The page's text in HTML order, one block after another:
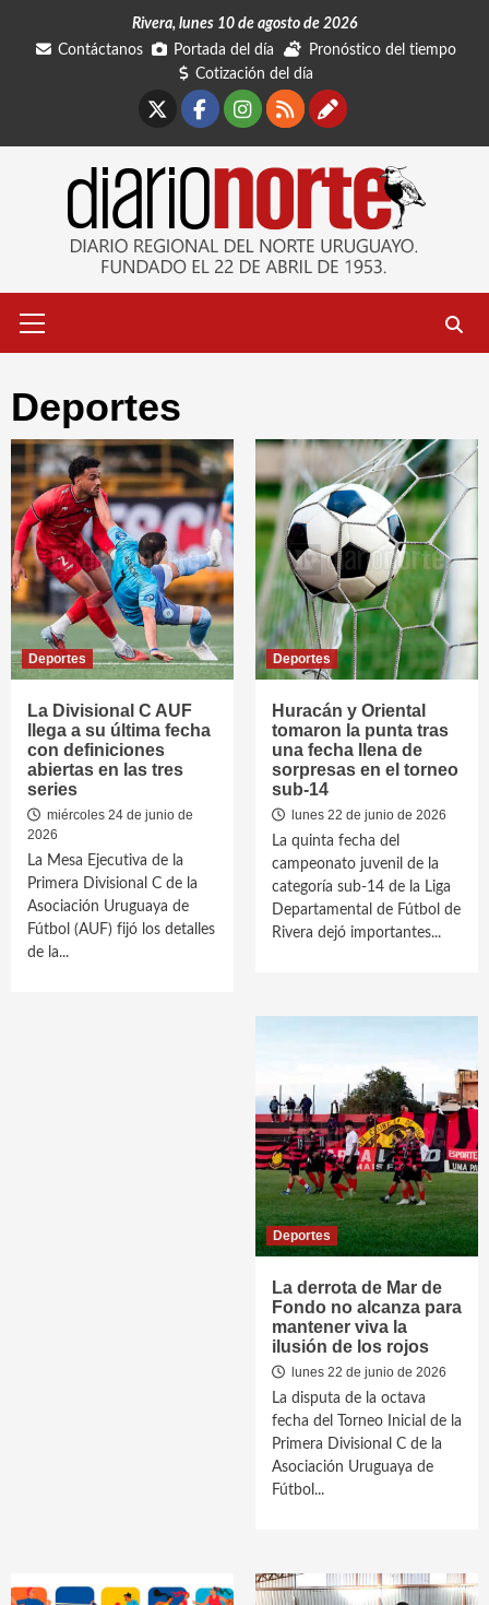
Rivera, lunes 10 de agosto de 2026
Contáctanos
Portada del día
Pronóstico del tiempo
Cotización del día
Facebook
Instagram
RSSContáctanos
primario
Deportes
Deportes
La Divisional C AUF
llega a su última fecha
con definiciones
abiertas en las tres
series
miércoles 24 de junio de
2026
La Mesa Ejecutiva de la
Primera Divisional C de la
Asociación Uruguaya de
Fútbol (AUF) fijó los detalles
de la...
Deportes
Huracán y Oriental
tomaron la punta tras
una fecha llena de
sorpresas en el torneo
sub-14
lunes 22 de junio de 2026
La quinta fecha del
campeonato juvenil de la
categoría sub-14 de la Liga
Departamental de Fútbol de
Rivera dejó importantes...
Deportes
La derrota de Mar de
Fondo no alcanza para
mantener viva la
ilusión de los rojos
lunes 22 de junio de 2026
La disputa de la octava
fecha del Torneo Inicial de la
Primera Divisional C de la
Asociación Uruguaya de
Fútbol...